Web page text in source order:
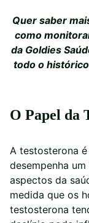
Quer saber
como
da Goldies
todo o
O Papel da
A testosterona
desempenha
aspectos da
medida que os
testosterona